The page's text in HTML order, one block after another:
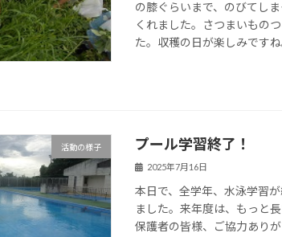
の膝ぐらいまで、のびてし
くれました。さつまいもの
た。収穫の日が楽しみですね
活動の様子 プール学習終了！
2025年7月16日
本日で、全学年、水泳学習
ました。来年度は、もっと
保護者の皆様、ご協力ありが